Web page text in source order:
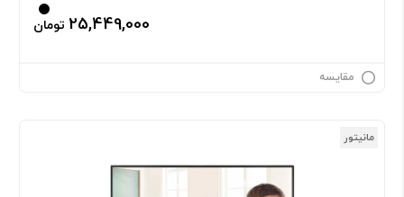
25,449,000 تومان
مقایسه
مانیتور